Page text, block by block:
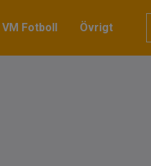
VM Fotboll Övrigt